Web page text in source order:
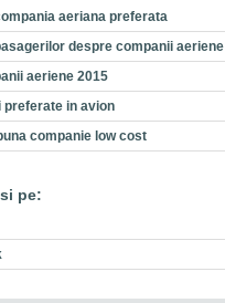
aeriana preferata
despre companii aeriene
aeriene 2015
preferate in avion
companie low cost
pe: